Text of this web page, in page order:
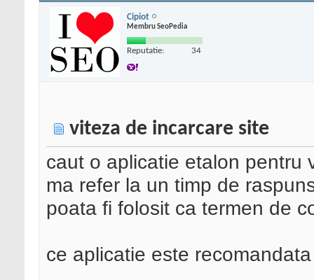
Cipiot
Membru SeoPedia
Reputatie: 34
viteza de incarcare site
caut o aplicatie etalon pentru
ma refer la un timp de
poata fi folosit ca termen de
ce aplicatie este